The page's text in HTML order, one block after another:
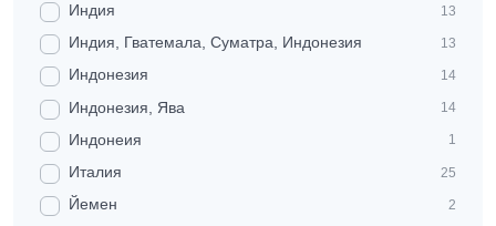
Индия 13
Индия, Гватемала, Суматра, Индонезия 13
Индонезия 14
Индонезия, Ява 14
Индонеия 1
Италия 25
Йемен 2